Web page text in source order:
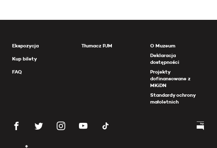
Ekspozycja
Kup bilety
FAQ
Tłumacz PJM
O Muzeum
Deklaracja
dostępności
Projekty
dofinansowane z
MKiDN
Standardy ochrony
małoletnich